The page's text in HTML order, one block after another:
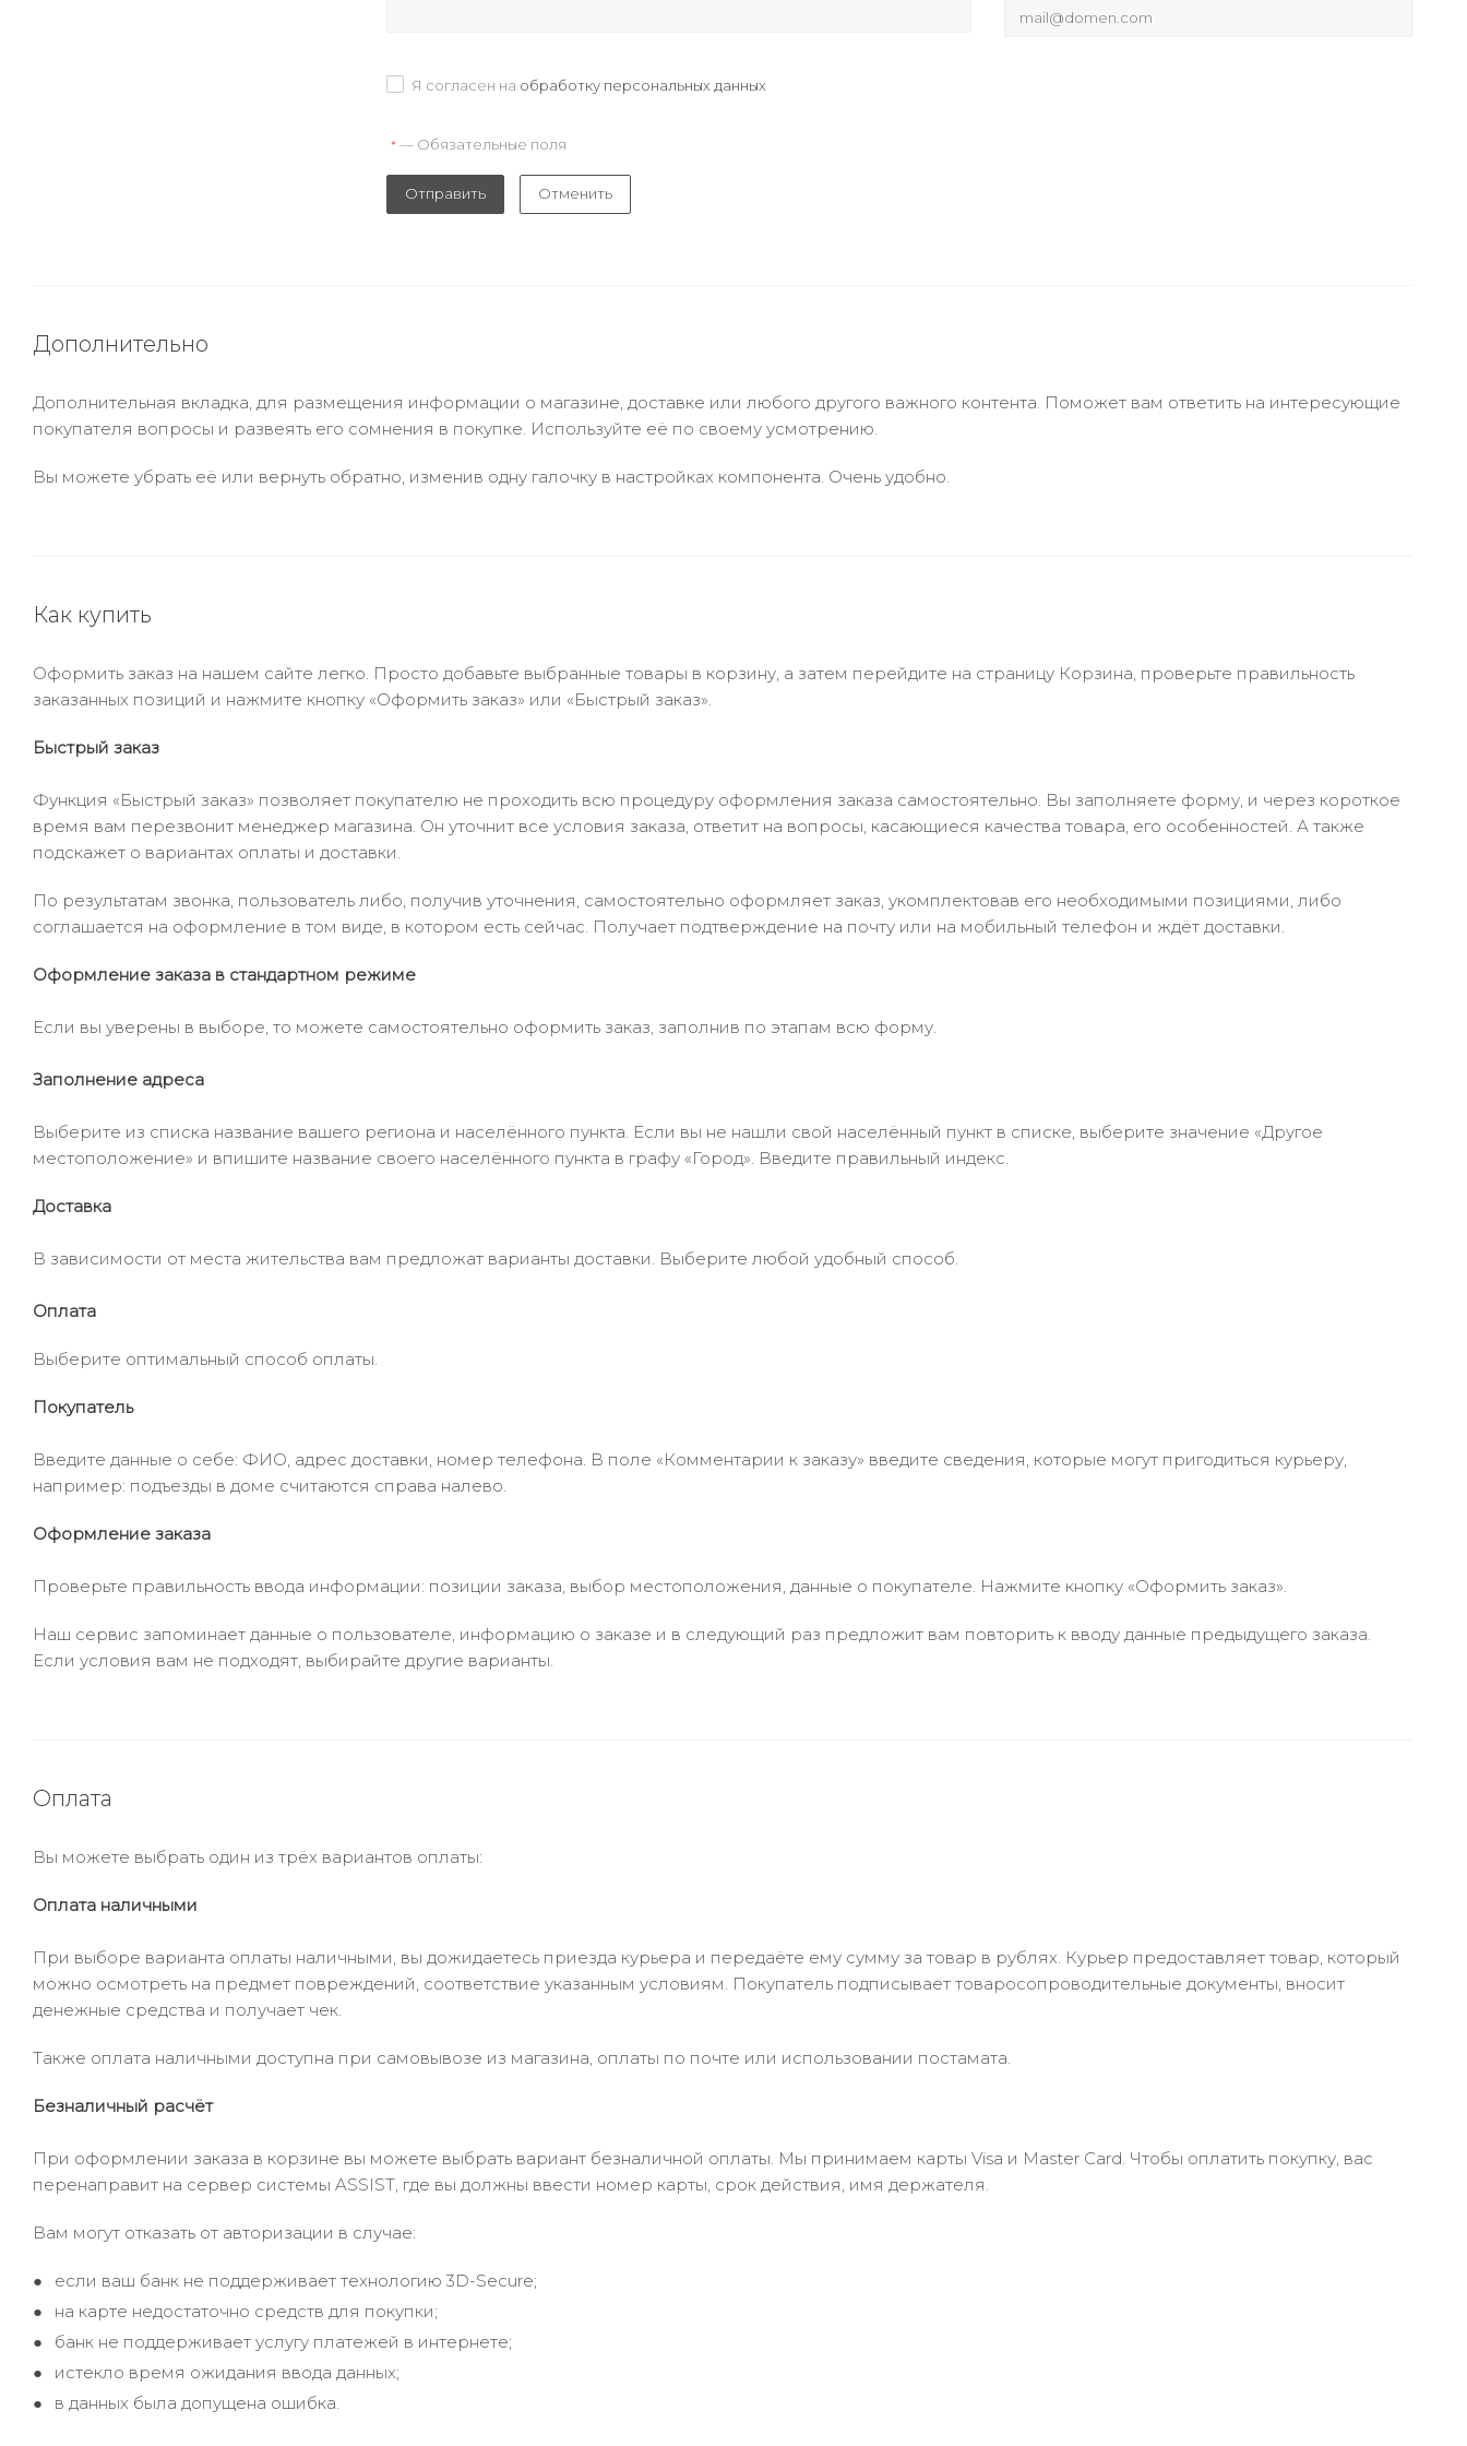
Я согласен на обработку персональных данных
*— Обязательные поля
Отправить Отменить
Дополнительно
Дополнительная вкладка, для размещения информации о магазине, доставке или любого другого важного контента. Поможет вам ответить на интересующие
покупателя вопросы и развеять его сомнения в покупке. Используйте её по своему усмотрению.
Вы можете убрать её или вернуть обратно, изменив одну галочку в настройках компонента. Очень удобно.
Как купить
Оформить заказ на нашем сайте легко. Просто добавьте выбранные товары в корзину, а затем перейдите на страницу Корзина, проверьте правильность
заказанных позиций и нажмите кнопку «Оформить заказ» или «Быстрый заказ».
Быстрый заказ
Функция «Быстрый заказ» позволяет покупателю не проходить всю процедуру оформления заказа самостоятельно. Вы заполняете форму, и через короткое
время вам перезвонит менеджер магазина. Он уточнит все условия заказа, ответит на вопросы, касающиеся качества товара, его особенностей. А также
подскажет о вариантах оплаты и доставки.
По результатам звонка, пользователь либо, получив уточнения, самостоятельно оформляет заказ, укомплектовав его необходимыми позициями, либо
соглашается на оформление в том виде, в котором есть сейчас. Получает подтверждение на почту или на мобильный телефон и ждёт доставки.
Оформление заказа в стандартном режиме
Если вы уверены в выборе, то можете самостоятельно оформить заказ, заполнив по этапам всю форму.
Заполнение адреса
Выберите из списка название вашего региона и населённого пункта. Если вы не нашли свой населённый пункт в списке, выберите значение «Другое
местоположение» и впишите название своего населённого пункта в графу «Город». Введите правильный индекс.
Доставка
В зависимости от места жительства вам предложат варианты доставки. Выберите любой удобный способ.
Оплата
Выберите оптимальный способ оплаты.
Покупатель
Введите данные о себе: ФИО, адрес доставки, номер телефона. В поле «Комментарии к заказу» введите сведения, которые могут пригодиться курьеру,
например: подъезды в доме считаются справа налево.
Оформление заказа
Проверьте правильность ввода информации: позиции заказа, выбор местоположения, данные о покупателе. Нажмите кнопку «Оформить заказ».
Наш сервис запоминает данные о пользователе, информацию о заказе и в следующий раз предложит вам повторить к вводу данные предыдущего заказа.
Если условия вам не подходят, выбирайте другие варианты.
Оплата
Вы можете выбрать один из трёх вариантов оплаты:
Оплата наличными
При выборе варианта оплаты наличными, вы дожидаетесь приезда курьера и передаёте ему сумму за товар в рублях. Курьер предоставляет товар, который
можно осмотреть на предмет повреждений, соответствие указанным условиям. Покупатель подписывает товаросопроводительные документы, вносит
денежные средства и получает чек.
Также оплата наличными доступна при самовывозе из магазина, оплаты по почте или использовании постамата.
Безналичный расчёт
При оформлении заказа в корзине вы можете выбрать вариант безналичной оплаты. Мы принимаем карты Visa и Master Card. Чтобы оплатить покупку, вас
перенаправит на сервер системы ASSIST, где вы должны ввести номер карты, срок действия, имя держателя.
Вам могут отказать от авторизации в случае:
если ваш банк не поддерживает технологию 3D-Secure;
на карте недостаточно средств для покупки;
банк не поддерживает услугу платежей в интернете;
истекло время ожидания ввода данных;
в данных была допущена ошибка.